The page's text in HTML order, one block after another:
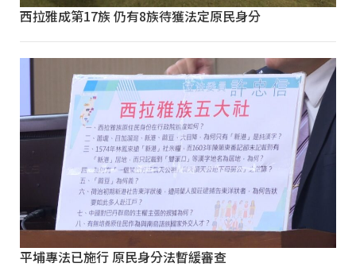
西拉雅成第17族 仍有8族待獲法定原民身分
平埔專法已施行 原民身分法暫緩審查